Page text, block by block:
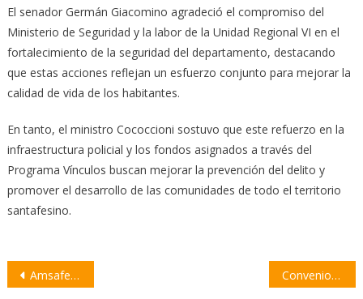
El senador Germán Giacomino agradeció el compromiso del
Ministerio de Seguridad y la labor de la Unidad Regional VI en el
fortalecimiento de la seguridad del departamento, destacando
que estas acciones reflejan un esfuerzo conjunto para mejorar la
calidad de vida de los habitantes.
En tanto, el ministro Cococcioni sostuvo que este refuerzo en la
infraestructura policial y los fondos asignados a través del
Programa Vínculos buscan mejorar la prevención del delito y
promover el desarrollo de las comunidades de todo el territorio
santafesino.
Navegación
Amsafe rechaza la propuesta salarial del gobierno y anuncia jornadas de protesta Convenio del Gobierno de Santa Fe con las universidad de Rosario y del Litoral